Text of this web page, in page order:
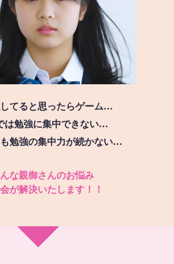
してると思ったらゲーム…
は勉強に集中できない…
も勉強の集中力が続かない…
な親御さんのお悩み
が解決いたします！！